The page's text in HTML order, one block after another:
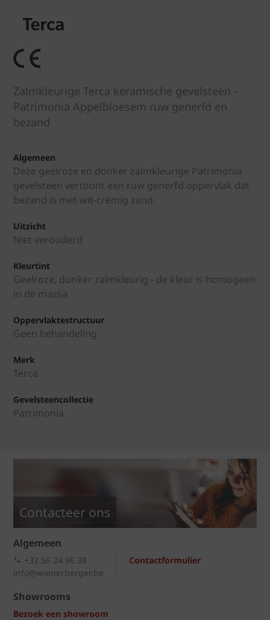
Zalmkleurige Terca keramische gevelsteen -
Patrimonia Appelbloesem ruw generfd en
bezand
Algemeen
Deze geelroze en donker zalmkleurige Patrimonia
gevelsteen vertoont een ruw generfd oppervlak dat
bezand is met wit-crèmig zand.
Uitzicht
Niet verouderd
Kleurtint
Geelroze, donker zalmkleurig - de kleur is homogeen
in de massa
Oppervlaktestructuur
Geen behandeling
Merk
Terca
Gevelsteencollectie
Patrimonia
Contacteer ons
Algemeen
Contactformulier
+32 56 24 96 38
info@wienerberger.be
Showrooms
Bezoek een showroom